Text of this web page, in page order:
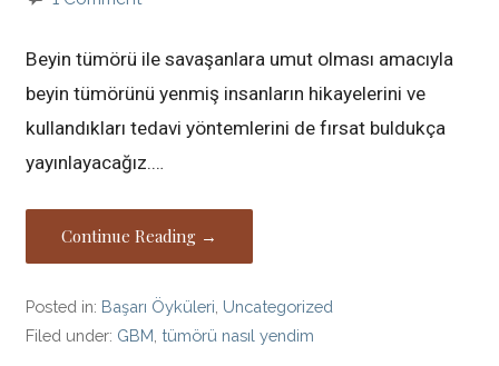
Beyin tümörü ile savaşanlara umut olması amacıyla
beyin tümörünü yenmiş insanların hikayelerini ve
kullandıkları tedavi yöntemlerini de fırsat buldukça
yayınlayacağız.…
Continue Reading →
Posted in: Başarı Öyküleri Uncategorized
Filed under: GBM ,tümörü nasıl yendim